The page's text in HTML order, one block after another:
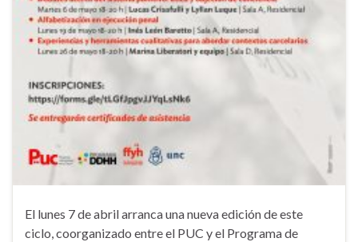
El lunes 7 de abril arranca una nueva edición de este
ciclo, coorganizado entre el PUC y el Programa de